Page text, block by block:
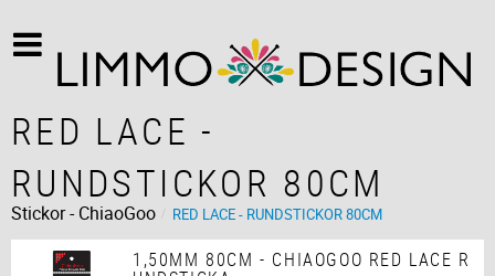
RED LACE -
RUNDSTICKOR 80CM
Stickor - ChiaoGoo RED LACE - RUNDSTICKOR 80CM
1,50MM 80CM - CHIAOGOO RED LACE R